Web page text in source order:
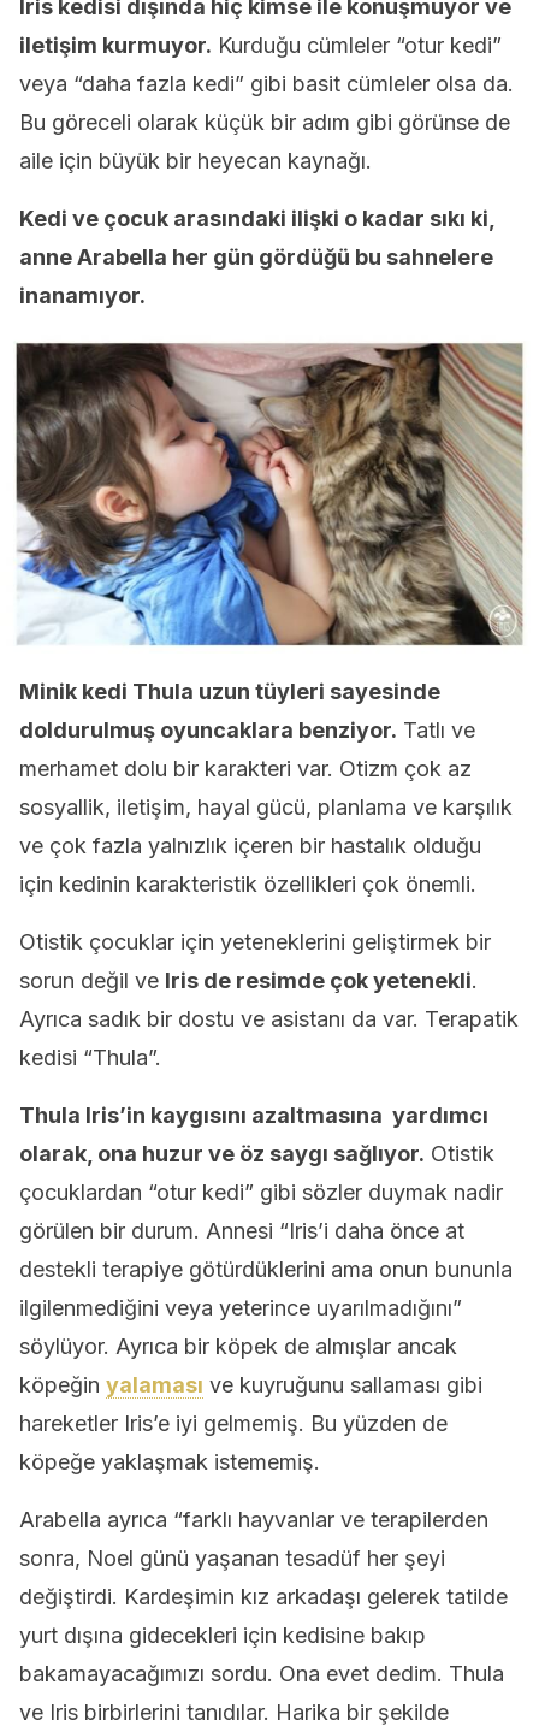
Iris kedisi dışında hiç kimse ile konuşmuyor ve
iletişim kurmuyor. Kurduğu cümleler “otur kedi”
veya “daha fazla kedi” gibi basit cümleler olsa da.
Bu göreceli olarak küçük bir adım gibi görünse de
aile için büyük bir heyecan kaynağı.
Kedi ve çocuk arasındaki ilişki o kadar sıkı ki,
anne Arabella her gün gördüğü bu sahnelere
inanamıyor.
Minik kedi Thula uzun tüyleri sayesinde
doldurulmuş oyuncaklara benziyor. Tatlı ve
merhamet dolu bir karakteri var. Otizm çok az
sosyallik, iletişim, hayal gücü, planlama ve karşılık
ve çok fazla yalnızlık içeren bir hastalık olduğu
için kedinin karakteristik özellikleri çok önemli.
Otistik çocuklar için yeteneklerini geliştirmek bir
sorun değil ve Iris de resimde çok yetenekli.
Ayrıca sadık bir dostu ve asistanı da var. Terapatik
kedisi “Thula”.
Thula Iris’in kaygısını azaltmasına yardımcı
olarak, ona huzur ve öz saygı sağlıyor. Otistik
çocuklardan “otur kedi” gibi sözler duymak nadir
görülen bir durum. Annesi “Iris’i daha önce at
destekli terapiye götürdüklerini ama onun bununla
ilgilenmediğini veya yeterince uyarılmadığını”
söylüyor. Ayrıca bir köpek de almışlar ancak
köpeğin yalaması ve kuyruğunu sallaması gibi
hareketler Iris’e iyi gelmemiş. Bu yüzden de
köpeğe yaklaşmak istememiş.
Arabella ayrıca “farklı hayvanlar ve terapilerden
sonra, Noel günü yaşanan tesadüf her şeyi
değiştirdi. Kardeşimin kız arkadaşı gelerek tatilde
yurt dışına gidecekleri için kedisine bakıp
bakamayacağımızı sordu. Ona evet dedim. Thula
ve Iris birbirlerini tanıdılar. Harika bir şekilde